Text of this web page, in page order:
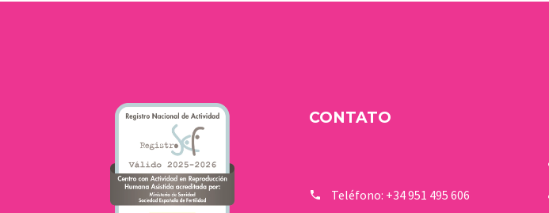
realizados 12.070
CONTATO
Teléfono: +34 951 495 606